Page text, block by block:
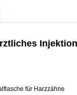
für Harzzähne